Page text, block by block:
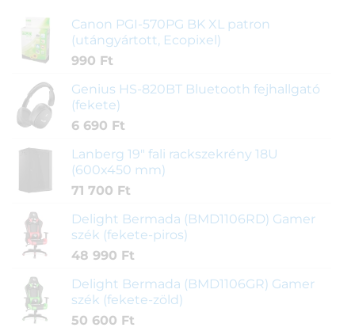
Canon PGI-570PG BK XL patron
(utángyártott, Ecopixel)
990 Ft
Genius HS-820BT Bluetooth fejhallgató
(fekete)
6 690 Ft
Lanberg 19" fali rackszekrény 18U
(600x450 mm)
71 700 Ft
Delight Bermada (BMD1106RD) Gamer
szék (fekete-piros)
48 990 Ft
Delight Bermada (BMD1106GR) Gamer
szék (fekete-zöld)
50 600 Ft